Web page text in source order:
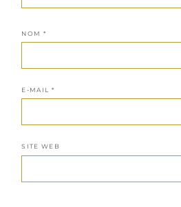
NOM *
E-MAIL *
SITE WEB